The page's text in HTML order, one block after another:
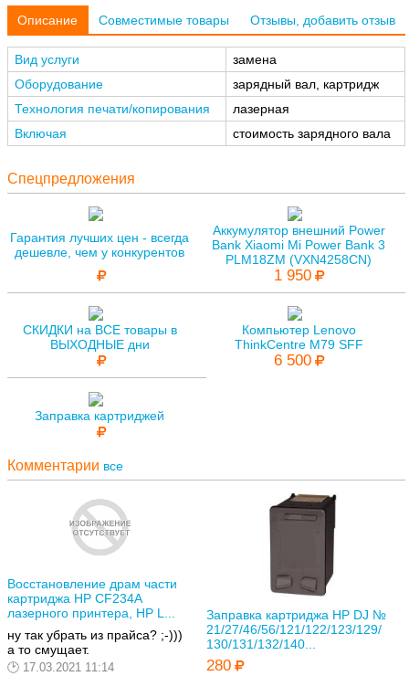
Описание Совместимые товары Отзывы, добавить отзыв
Вид услуги
замена
Оборудование
зарядный вал, картридж
Технология печати/копирования
лазерная
Включая
стоимость зарядного вала
Спецпредложения
Гарантия лучших цен - всегда
дешевле, чем у конкурентов
Аккумулятор внешний Power
Bank Xiaomi Mi Power Bank 3
PLM18ZM (VXN4258CN)
1 950
СКИДКИ на ВСЕ товары в
ВЫХОДНЫЕ дни
Компьютер Lenovo
ThinkCentre M79 SFF
6 500
Заправка картриджей
Комментарии все
Восстановление драм части
картриджа HP CF234A
лазерного принтера, HP L...
ну так убрать из прайса? ;-)))
а то смущает.
17.03.2021 11:14
Заправка картриджа HP DJ №
21/27/46/56/121/122/123/129/
130/131/132/140...
280